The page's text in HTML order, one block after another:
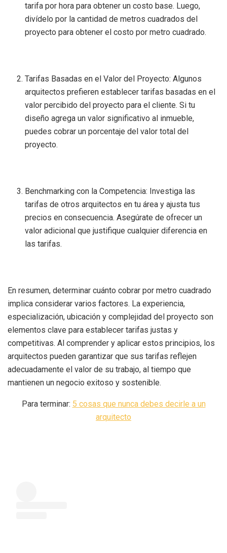
tarifa por hora para obtener un costo base. Luego,
divídelo por la cantidad de metros cuadrados del
proyecto para obtener el costo por metro cuadrado.
Tarifas Basadas en el Valor del Proyecto: Algunos
arquitectos prefieren establecer tarifas basadas en el
valor percibido del proyecto para el cliente. Si tu
diseño agrega un valor significativo al inmueble,
puedes cobrar un porcentaje del valor total del
proyecto.
Benchmarking con la Competencia: Investiga las
tarifas de otros arquitectos en tu área y ajusta tus
precios en consecuencia. Asegúrate de ofrecer un
valor adicional que justifique cualquier diferencia en
las tarifas.
En resumen, determinar cuánto cobrar por metro cuadrado
implica considerar varios factores. La experiencia,
especialización, ubicación y complejidad del proyecto son
elementos clave para establecer tarifas justas y
competitivas. Al comprender y aplicar estos principios, los
arquitectos pueden garantizar que sus tarifas reflejen
adecuadamente el valor de su trabajo, al tiempo que
mantienen un negocio exitoso y sostenible.
Para terminar: 5 cosas que nunca debes decirle a un
arquitecto